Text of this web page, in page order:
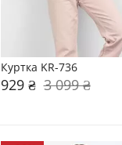
Куртка KR-736
929 ₴ 3 099 ₴